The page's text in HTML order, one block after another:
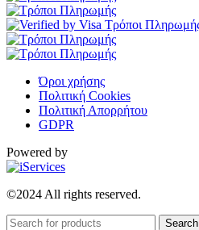
Όροι χρήσης
Πολιτική Cookies
Πολιτική Απορρήτου
GDPR
Powered by
©2024 All rights reserved.
Search